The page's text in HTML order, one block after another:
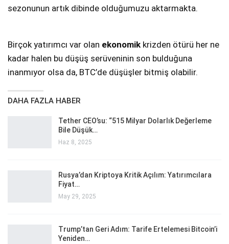
sezonunun artık dibinde olduğumuzu aktarmakta.
Birçok yatırımcı var olan ekonomik krizden ötürü her ne
kadar halen bu düşüş serüveninin son bulduğuna
inanmıyor olsa da, BTC’de düşüşler bitmiş olabilir.
DAHA FAZLA HABER
Tether CEO’su: “515 Milyar Dolarlık Değerleme
Bile Düşük…
Haz 8, 2025
Rusya’dan Kriptoya Kritik Açılım: Yatırımcılara
Fiyat…
May 29, 2025
Trump’tan Geri Adım: Tarife Ertelemesi Bitcoin’i
Yeniden…